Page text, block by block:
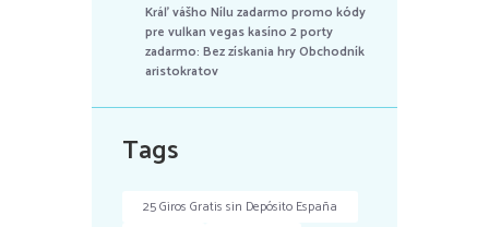
Kráľ vášho Nílu zadarmo promo kódy
pre vulkan vegas kasíno 2 porty
zadarmo: Bez získania hry Obchodník
aristokratov
Tags
25 Giros Gratis sin Depósito España